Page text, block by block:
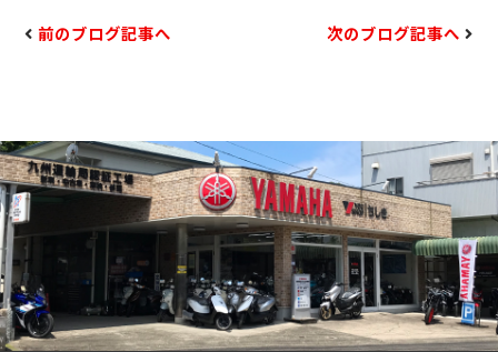
前のブログ記事へ 次のブログ記事へ